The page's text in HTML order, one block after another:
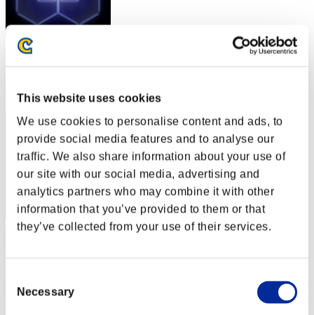
This website uses cookies
We use cookies to personalise content and ads, to
provide social media features and to analyse our
traffic. We also share information about your use of
our site with our social media, advertising and
analytics partners who may combine it with other
information that you’ve provided to them or that
they’ve collected from your use of their services.
Selection
Necessary
スコア: -
2
RANK